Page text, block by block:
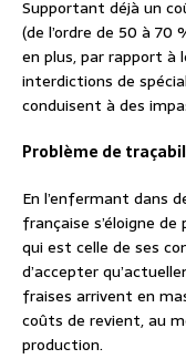
Supportant déjà un
(de l’ordre de 50 à
en plus, par rapport à
interdictions de
conduisent à des
Problème de
En l’enfermant dans
française s’éloigne
qui est celle de ses
d’accepter
fraises arrivent en
coûts de revient, au
production.